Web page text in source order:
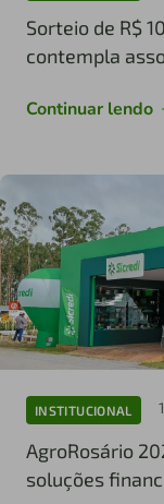
Sorteio de R$
contempla
Continuar lendo
INSTITUCIONAL
AgroRosário
soluções